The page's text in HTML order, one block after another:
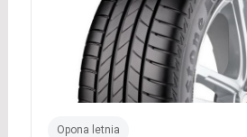
Opona letnia